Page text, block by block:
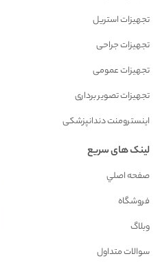
تجهیزات استریل
تجهیزات جراحی
تجهیزات عمومی
تجهیزات تصویر برداری
اینسترومنت دندانپزشکی
لینک های سریع
صفحه اصلي
فروشگاه
وبلاگ
سوالات متداول